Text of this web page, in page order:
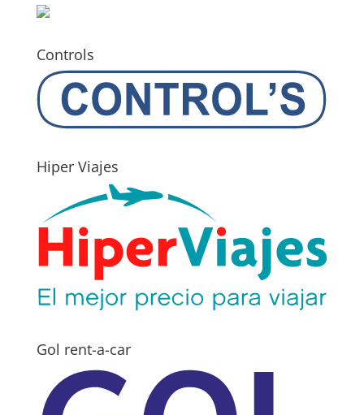
Controls
Hiper Viajes
Gol rent-a-car